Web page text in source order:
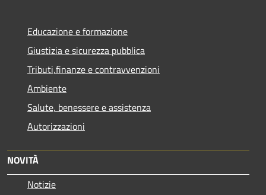
Educazione e formazione
Giustizia e sicurezza pubblica
Tributi,finanze e contravvenzioni
Ambiente
Salute, benessere e assistenza
Autorizzazioni
NOVITÀ
Notizie